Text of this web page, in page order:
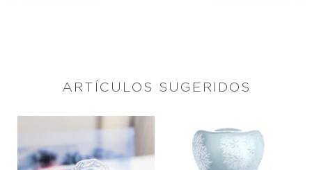
ARTÍCULOS SUGERIDOS